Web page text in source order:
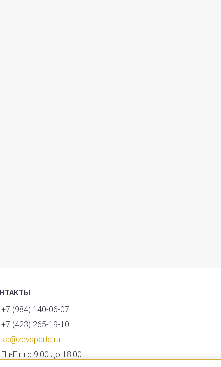
+7 (984) 140-06-07
+7 (423) 265-19-10
ka@zevsparts.ru
Пн-Птн с 9:00 до 18:00